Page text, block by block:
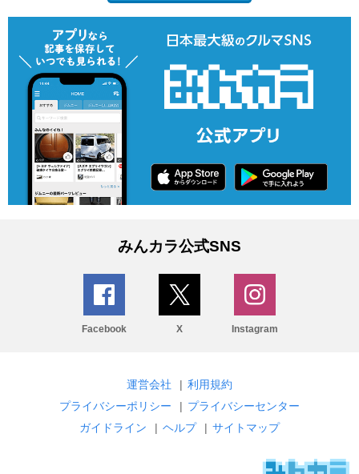
みんカラ公式SNS
Facebook X Instagram
運営会社 | 利用規約
プライバシーポリシー
| プライバシーセンター
ガイドライン
| ヘルプ | サイトマップ